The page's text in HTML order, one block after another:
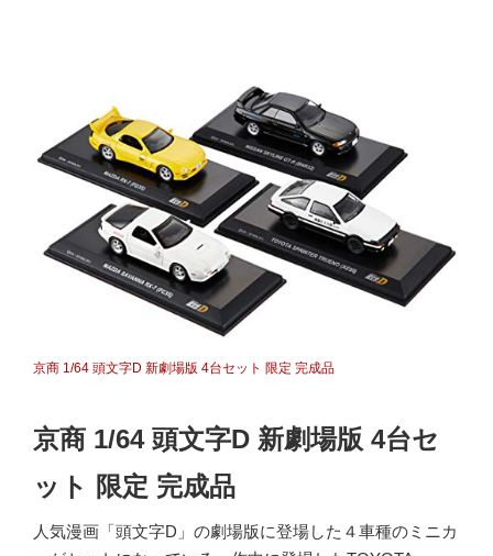
京商 1/64 頭文字D 新劇場版 4台セット 限定 完成品
京商 1/64 頭文字D 新劇場版 4台セ
ット 限定 完成品
人気漫画「頭文字D」の劇場版に登場した４車種のミニカ